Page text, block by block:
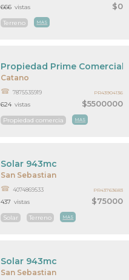
$0
Terreno MAS
666 vistas
Catano
$5500000
Propiedad Prime Comercial
7875535919
Propiedad comercia MAS
624 vistas
PR43904136
San Sebastian
$75000
Solar 943mc
4074869533
Solar Terreno MAS
437 vistas
PR43763683
San Sebastian
Solar 943mc